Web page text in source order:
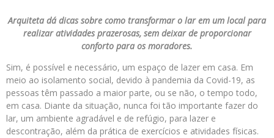
Arquiteta dá dicas sobre como transformar o lar em um local para
realizar atividades prazerosas, sem deixar de proporcionar
conforto para os moradores.
Sim, é possível e necessário, um espaço de lazer em casa. Em
meio ao isolamento social, devido à pandemia da Covid-19, as
pessoas têm passado a maior parte, ou se não, o tempo todo,
em casa. Diante da situação, nunca foi tão importante fazer do
lar, um ambiente agradável e de refúgio, para lazer e
descontração, além da prática de exercícios e atividades físicas.